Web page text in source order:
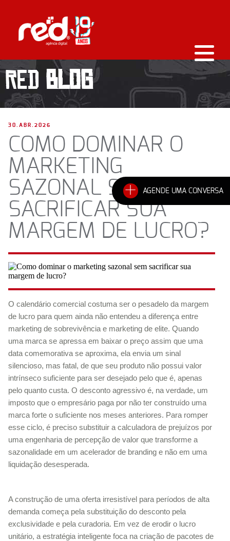
RED BLOG
30.ABR.2026
COMO DOMINAR O
MARKETING
SAZONAL SEM
SACRIFICAR SUA
MARGEM DE LUCRO?
O calendário comercial costuma ser o pesadelo da margem
de lucro para quem ainda não entendeu a diferença entre
marketing de sobrevivência e marketing de elite. Quando
uma marca se apressa em baixar o preço assim que uma
data comemorativa se aproxima, ela envia um sinal
silencioso, mas fatal, de que seu produto não possui valor
intrínseco suficiente para ser desejado pelo que é, apenas
pelo quanto custa. O desconto agressivo é, na verdade, um
imposto que o empresário paga por não ter construído uma
marca forte o suficiente nos meses anteriores. Para romper
esse ciclo, é preciso substituir a calculadora de prejuízos por
uma engenharia de percepção de valor que transforme a
sazonalidade em um acelerador de branding e não em uma
liquidação desesperada.
A construção de uma oferta irresistível para períodos de alta
demanda começa pela substituição do desconto pela
exclusividade e pela curadoria. Em vez de erodir o lucro
unitário, a estratégia inteligente foca na criação de pacotes de
+ AGENDE UMA CONVERSA